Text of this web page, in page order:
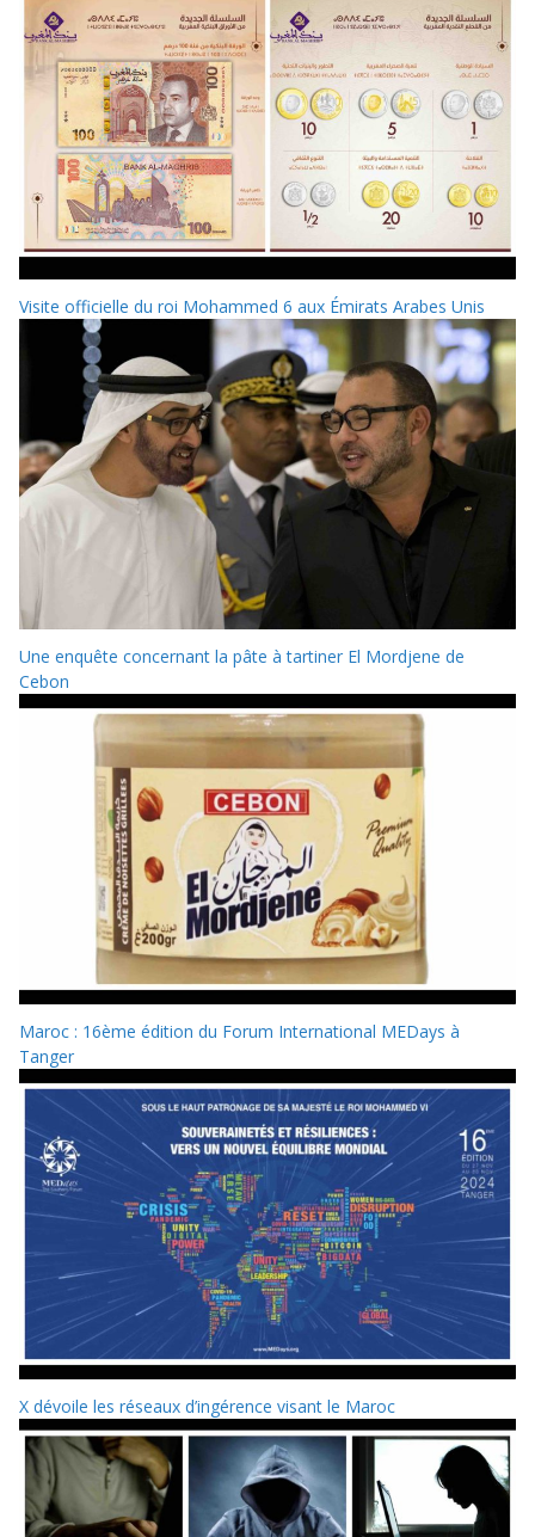
Visite officielle du roi Mohammed 6 aux Émirats Arabes Unis
Une enquête concernant la pâte à tartiner El Mordjene de
Cebon
Maroc : 16ème édition du Forum International MEDays à
Tanger
X dévoile les réseaux d’ingérence visant le Maroc